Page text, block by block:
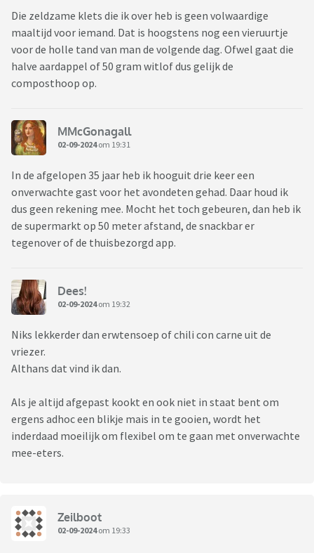
Die zeldzame klets die ik over heb is geen volwaardige
maaltijd voor iemand. Dat is hoogstens nog een vieruurtje
voor de holle tand van man de volgende dag. Ofwel gaat die
halve aardappel of 50 gram witlof dus gelijk de
composthoop op.
MMcGonagall
02-09-2024om 19:31
In de afgelopen 35 jaar heb ik hooguit drie keer een
onverwachte gast voor het avondeten gehad. Daar houd ik
dus geen rekening mee. Mocht het toch gebeuren, dan heb ik
de supermarkt op 50 meter afstand, de snackbar er
tegenover of de thuisbezorgd app.
Dees!
02-09-2024om 19:32
Niks lekkerder dan erwtensoep of chili con carne uit de
vriezer.
Althans dat vind ik dan.
Als je altijd afgepast kookt en ook niet in staat bent om
ergens adhoc een blikje mais in te gooien, wordt het
inderdaad moeilijk om flexibel om te gaan met onverwachte
mee-eters.
Zeilboot
02-09-2024om 19:33